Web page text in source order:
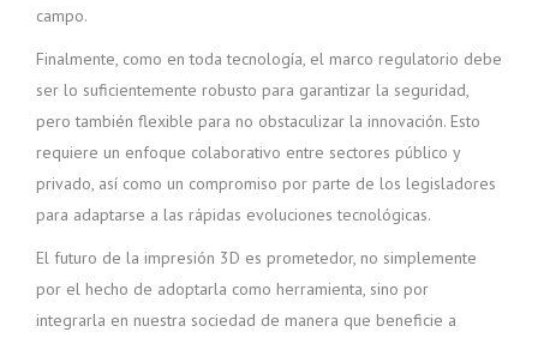
campo.
Finalmente, como en toda tecnología, el marco regulatorio debe
ser lo suficientemente robusto para garantizar la seguridad,
pero también flexible para no obstaculizar la innovación. Esto
requiere un enfoque colaborativo entre sectores público y
privado, así como un compromiso por parte de los legisladores
para adaptarse a las rápidas evoluciones tecnológicas.
El futuro de la impresión 3D es prometedor, no simplemente
por el hecho de adoptarla como herramienta, sino por
integrarla en nuestra sociedad de manera que beneficie a